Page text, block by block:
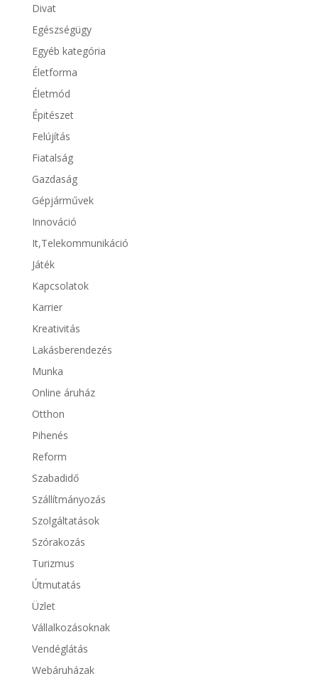
Divat
Egészségügy
Egyéb kategória
Életforma
Életmód
Épitészet
Felújítás
Fiatalság
Gazdaság
Gépjárművek
Innováció
It,Telekommunikáció
Játék
Kapcsolatok
Karrier
Kreativitás
Lakásberendezés
Munka
Online áruház
Otthon
Pihenés
Reform
Szabadidő
Szállítmányozás
Szolgáltatások
Szórakozás
Turizmus
Útmutatás
Üzlet
Vállalkozásoknak
Vendéglátás
Webáruházak